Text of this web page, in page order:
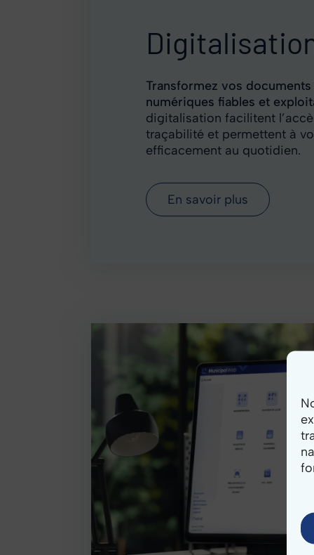
Transformez vos
numériques fiables et
digitalisation facilitent
traçabilité et permettent à
efficacement au quotidien.
En savoir plus